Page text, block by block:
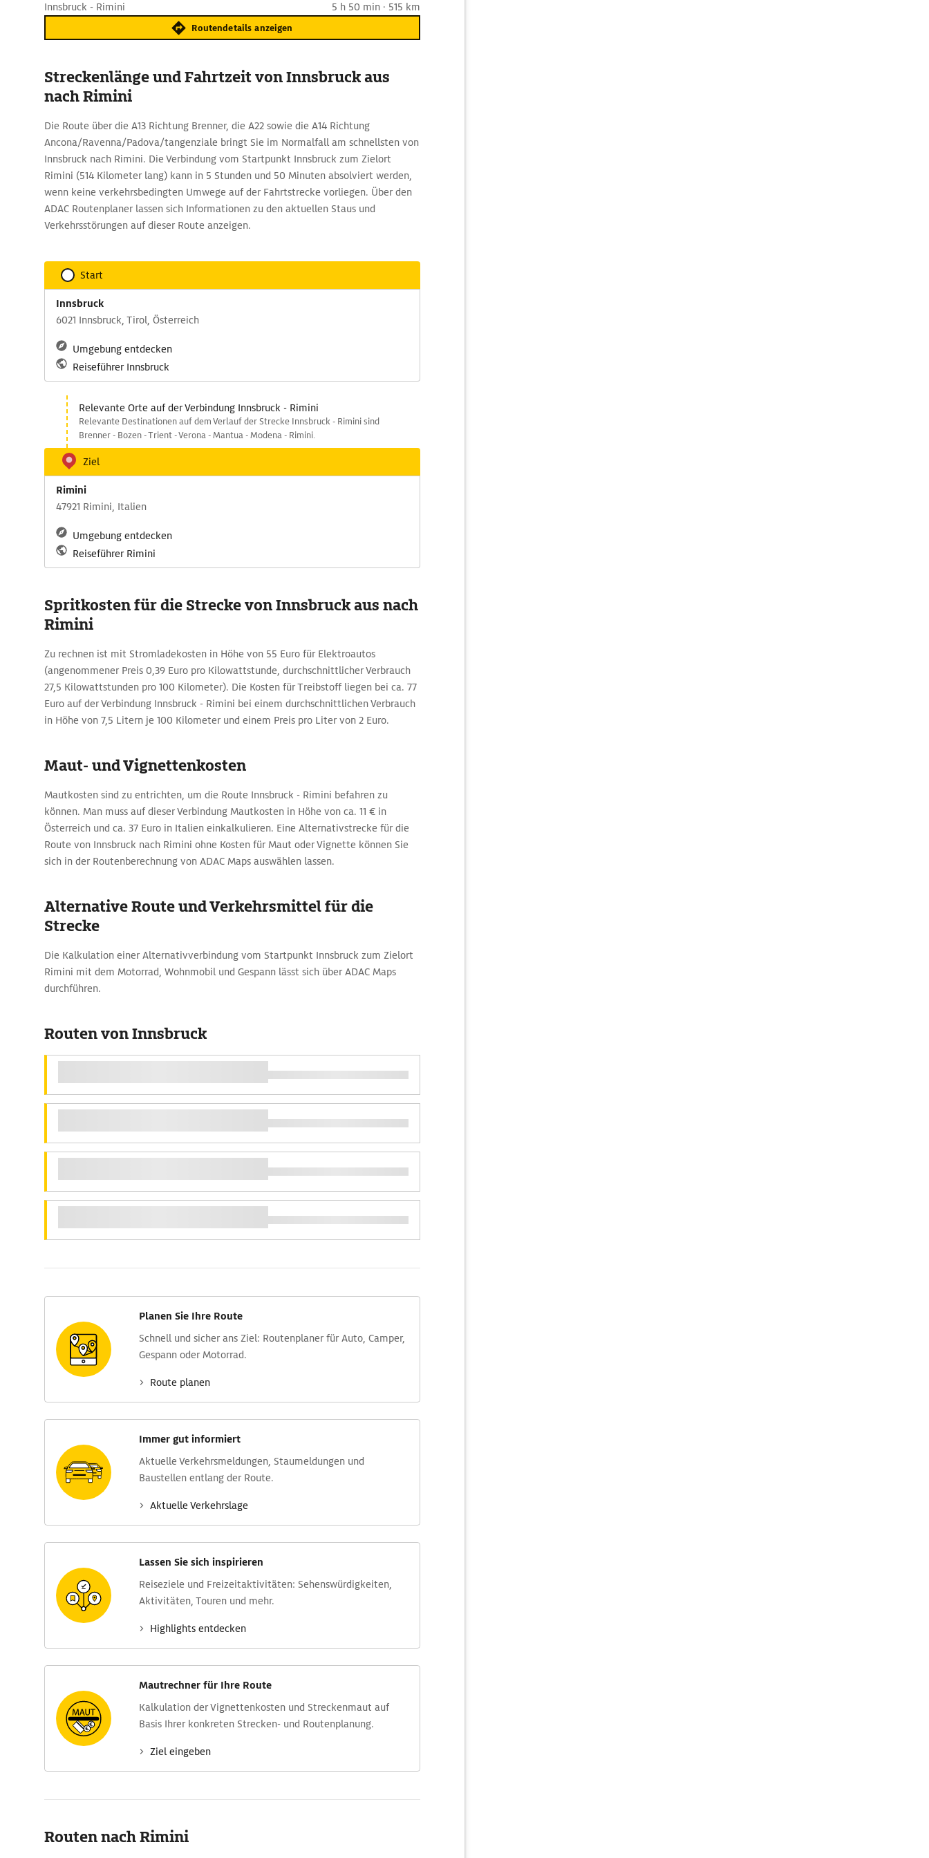
Innsbruck - Rimini 5 h 50 min · 515 km
Routendetails anzeigen
Streckenlänge und Fahrtzeit von Innsbruck aus
nach Rimini
Die Route über die A13 Richtung Brenner, die A22 sowie die A14 Richtung
Ancona/Ravenna/Padova/tangenziale bringt Sie im Normalfall am schnellsten von
Innsbruck nach Rimini. Die Verbindung vom Startpunkt Innsbruck zum Zielort
Rimini (514 Kilometer lang) kann in 5 Stunden und 50 Minuten absolviert werden,
wenn keine verkehrsbedingten Umwege auf der Fahrtstrecke vorliegen. Über den
ADAC Routenplaner lassen sich Informationen zu den aktuellen Staus und
Verkehrsstörungen auf dieser Route anzeigen.
Start
Innsbruck
6021 Innsbruck, Tirol, Österreich
Umgebung entdecken
Reiseführer Innsbruck
Relevante Orte auf der Verbindung Innsbruck - Rimini
Relevante Destinationen auf dem Verlauf der Strecke Innsbruck - Rimini sind
Brenner - Bozen - Trient - Verona - Mantua - Modena - Rimini.
Ziel
Rimini
47921 Rimini, Italien
Umgebung entdecken
Reiseführer Rimini
Spritkosten für die Strecke von Innsbruck aus nach
Rimini
Zu rechnen ist mit Stromladekosten in Höhe von 55 Euro für Elektroautos
(angenommener Preis 0,39 Euro pro Kilowattstunde, durchschnittlicher Verbrauch
27,5 Kilowattstunden pro 100 Kilometer). Die Kosten für Treibstoff liegen bei ca. 77
Euro auf der Verbindung Innsbruck - Rimini bei einem durchschnittlichen Verbrauch
in Höhe von 7,5 Litern je 100 Kilometer und einem Preis pro Liter von 2 Euro.
Maut- und Vignettenkosten
Mautkosten sind zu entrichten, um die Route Innsbruck - Rimini befahren zu
können. Man muss auf dieser Verbindung Mautkosten in Höhe von ca. 11 € in
Österreich und ca. 37 Euro in Italien einkalkulieren. Eine Alternativstrecke für die
Route von Innsbruck nach Rimini ohne Kosten für Maut oder Vignette können Sie
sich in der Routenberechnung von ADAC Maps auswählen lassen.
Alternative Route und Verkehrsmittel für die
Strecke
Die Kalkulation einer Alternativverbindung vom Startpunkt Innsbruck zum Zielort
Rimini mit dem Motorrad, Wohnmobil und Gespann lässt sich über ADAC Maps
durchführen.
Routen von Innsbruck
Planen Sie Ihre Route
Schnell und sicher ans Ziel: Routen­planer für Auto, Camper,
Gespann oder Motorrad.
Route planen
Immer gut informiert
Aktuelle Verkehrs­meldungen, Stau­meldungen und
Baustellen entlang der Route.
Aktuelle Verkehrs­lage
Lassen Sie sich inspirieren
Reise­ziele und Freizeit­aktivitäten: Sehens­würdig­keiten,
Aktivitäten, Touren und mehr.
Highlights entdecken
Mautrechner für Ihre Route
Kalkulation der Vignettenkosten und Streckenmaut auf
Basis Ihrer konkreten Strecken- und Routenplanung.
Ziel eingeben
Routen nach Rimini